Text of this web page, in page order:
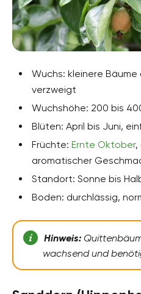
Wuchs: kleinere
verzweigt
Wuchshöhe: 200 bis
Blüten: April bis Juni,
Früchte: Ernte Oktober,
aromatischer
Standort: Sonne bis
Boden: durchlässig,
Hinweis:
wachsend und